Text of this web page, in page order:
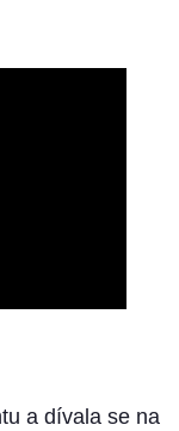
a dívala se na